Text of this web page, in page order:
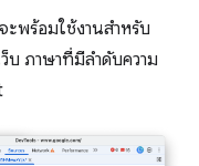
พร้อมใช้งานสำหรับ
บ ภาษาที่มีลำดับความ